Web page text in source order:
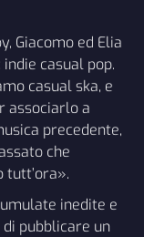
Giacomo ed Elia
casual pop.
casual ska, e
associarlo a
precedente,
che
tutt’ora».
inedite e
di pubblicare un